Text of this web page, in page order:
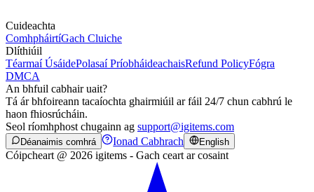
Cuideachta
ComhpháirtíGach Cluiche
Dlíthiúil
Téarmaí ÚsáidePolasaí PríobháideachaisRefund PolicyFógra
DMCA
An bhfuil cabhair uait?
Tá ár bhfoireann tacaíochta ghairmiúil ar fáil 24/7 chun cabhrú le
haon fhiosrúcháin.
Seol ríomhphost chugainn ag support@igitems.com
Déanaimis comhrá Ionad Cabhrach English
Cóipcheart @ 2026 igitems - Gach ceart ar cosaint